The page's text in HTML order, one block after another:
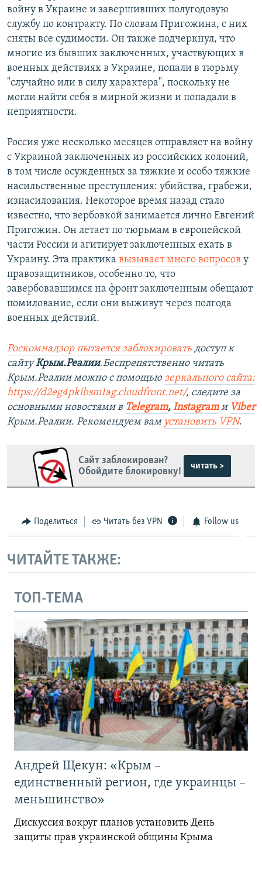
войну в Украине и завершивших полугодовую
службу по контракту. По словам Пригожина, с них
сняты все судимости. Он также подчеркнул, что
многие из бывших заключенных, участвующих в
военных действиях в Украине, попали в тюрьму
"случайно или в силу характера", поскольку не
могли найти себя в мирной жизни и попадали в
неприятности.
Россия уже несколько месяцев отправляет на войну
с Украиной заключенных из российских колоний,
в том числе осужденных за тяжкие и особо тяжкие
насильственные преступления: убийства, грабежи,
изнасилования. Некоторое время назад стало
известно, что вербовкой занимается лично Евгений
Пригожин. Он летает по тюрьмам в европейской
части России и агитирует заключенных ехать в
Украину. Эта практика вызывает много вопросов у
правозащитников, особенно то, что
завербовавшимся на фронт заключенным обещают
помилование, если они выживут через полгода
военных действий.
Роскомнадзор пытается заблокировать доступ к
сайтуКрым.Реалии.Беспрепятственно читать
Крым.Реалии можно с помощью зеркального сайта:
https://d2eg4pkibsm1ag.cloudfront.net/, следите за
основными новостями в Telegram, Instagramи Viber
Крым.Реалии. Рекомендуем вам установить VPN.
Сайт заблокирован?
Обойдите блокировку!
читать >
Поделиться Читать без VPN Follow us
ЧИТАЙТЕ ТАКЖЕ:
ТОП-ТЕМА
Андрей Щекун: «Крым –
единственный регион, где украинцы –
меньшинство»
Дискуссия вокруг планов установить День
защиты прав украинской общины Крыма